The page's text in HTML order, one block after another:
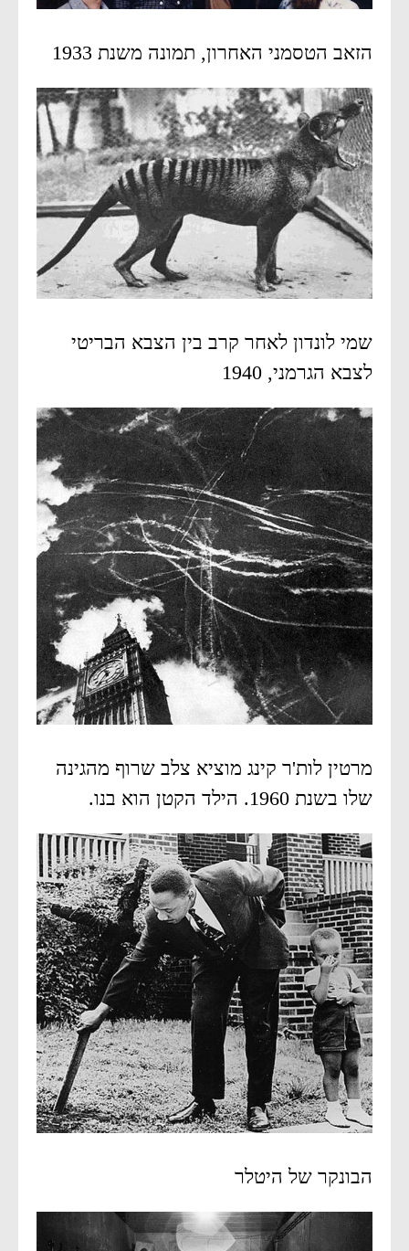
הזאב הטסמני האחרון, תמונה משנת 1933
שמי לונדון לאחר קרב בין הצבא הבריטי
לצבא הגרמני, 1940
מרטין לות'ר קינג מוציא צלב שרוף מהגינה
שלו בשנת 1960. הילד הקטן הוא בנו.
הבונקר של היטלר